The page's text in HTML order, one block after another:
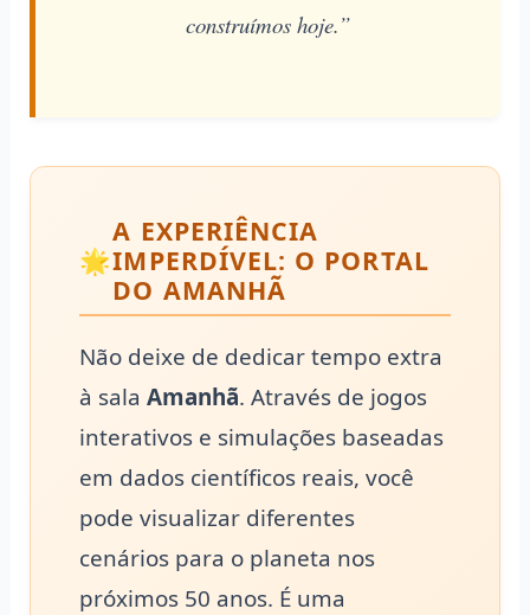
construímos hoje.”
A EXPERIÊNCIA
IMPERDÍVEL: O PORTAL
DO AMANHÃ
Não deixe de dedicar tempo extra
à salaAmanhã. Através de jogos
interativos e simulações baseadas
em dados científicos reais, você
pode visualizar diferentes
cenários para o planeta nos
próximos 50 anos. É uma